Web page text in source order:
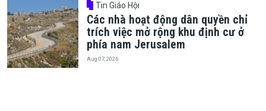
Tin Giáo Hội
Các nhà hoạt động dân quyền chỉ
trích việc mở rộng khu định cư ở
phía nam Jerusalem
Aug 07, 2026